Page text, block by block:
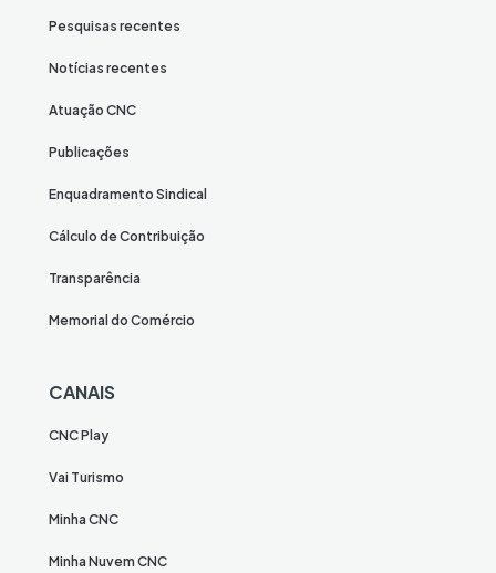
Pesquisas recentes
Notícias recentes
Atuação CNC
Publicações
Enquadramento Sindical
Cálculo de Contribuição
Transparência
Memorial do Comércio
CANAIS
CNC Play
Vai Turismo
Minha CNC
Minha Nuvem CNC